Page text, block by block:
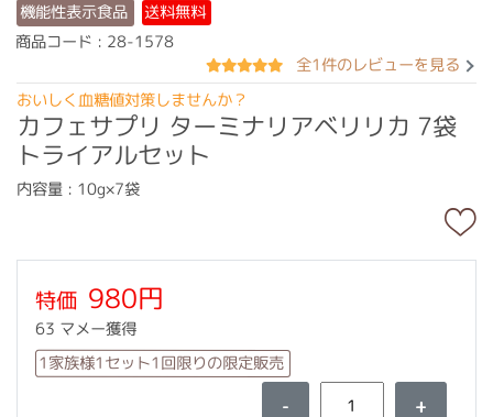
機能性表示食品 送料無料
商品コード : 28-1578
全1件のレビューを見る
おいしく血糖値対策しませんか？
カフェサプリ ターミナリアベリリカ 7袋
トライアルセット
内容量 : 10g×7袋
特価 980円
63 マメー獲得
1家族様1セット1回限りの限定販売
- +